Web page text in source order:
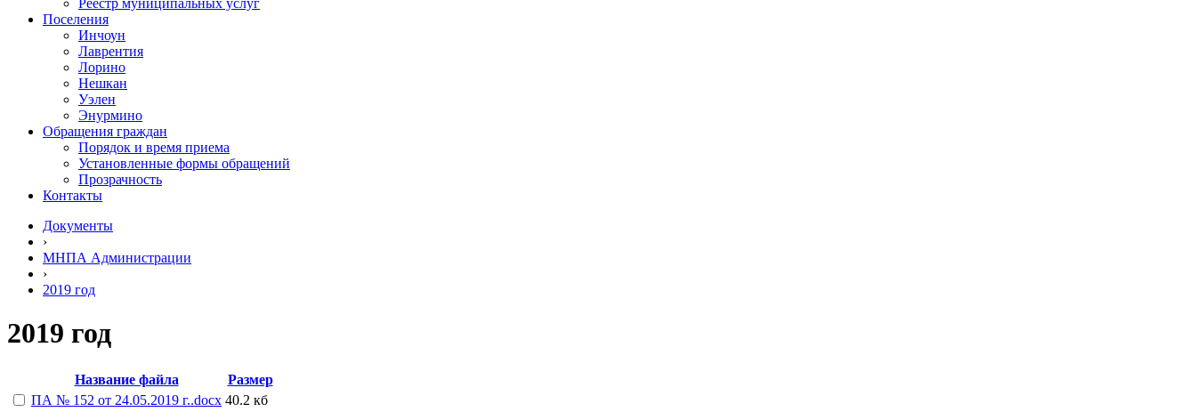
Реестр муниципальных услуг
Поселения
Инчоун
Лаврентия
Лорино
Нешкан
Уэлен
Энурмино
Обращения граждан
Порядок и время приема
Установленные формы обращений
Прозрачность
Контакты
Документы
›
МНПА Администрации
›
2019 год
2019 год
Название файла
Размер
ПА № 152 от 24.05.2019 г..docx 40.2 кб